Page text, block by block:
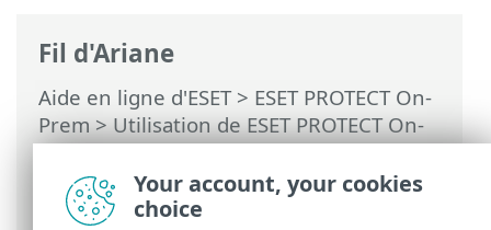
Fil d'Ariane
Aide en ligne d'ESET> ESET PROTECT On-
Prem>Utilisation de ESET PROTECT On-
Prem>ESET PROTECT On-Prem Menu
principal
>Politiques> Attribuer une
politique à un groupe
Your account, your cookies
choice